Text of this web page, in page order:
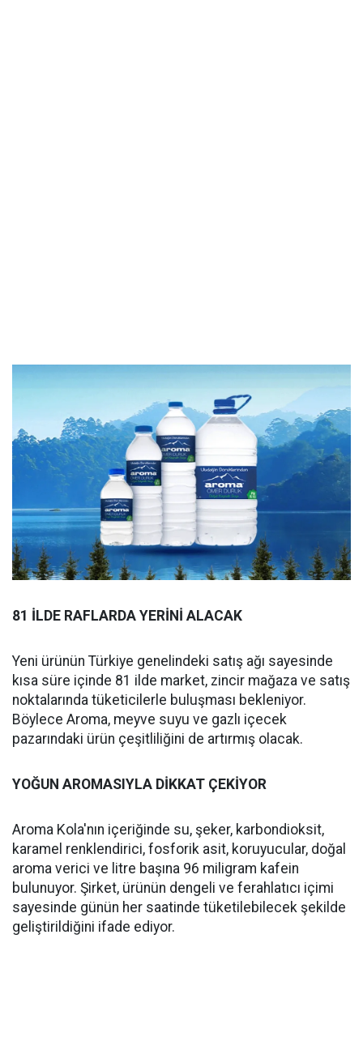
81 İLDE RAFLARDA YERİNİ ALACAK
Yeni ürünün Türkiye genelindeki satış ağı sayesinde
kısa süre içinde 81 ilde market, zincir mağaza ve satış
noktalarında tüketicilerle buluşması bekleniyor.
Böylece Aroma, meyve suyu ve gazlı içecek
pazarındaki ürün çeşitliliğini de artırmış olacak.
YOĞUN AROMASIYLA DİKKAT ÇEKİYOR
Aroma Kola'nın içeriğinde su, şeker, karbondioksit,
karamel renklendirici, fosforik asit, koruyucular, doğal
aroma verici ve litre başına 96 miligram kafein
bulunuyor. Şirket, ürünün dengeli ve ferahlatıcı içimi
sayesinde günün her saatinde tüketilebilecek şekilde
geliştirildiğini ifade ediyor.